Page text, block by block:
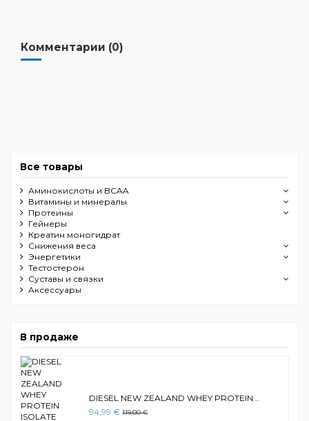
Комментарии (0)
Все товары
Аминокислоты и BCAA
Витамины и минералы
Протеины
Гейнеры
Креатин моногидрат
Снижения веса
Энергетики
Тестостерон
Суставы и связки
Aксессуары
В продаже
DIESEL NEW ZEALAND WHEY PROTEIN...
94,99 € 119,00 €